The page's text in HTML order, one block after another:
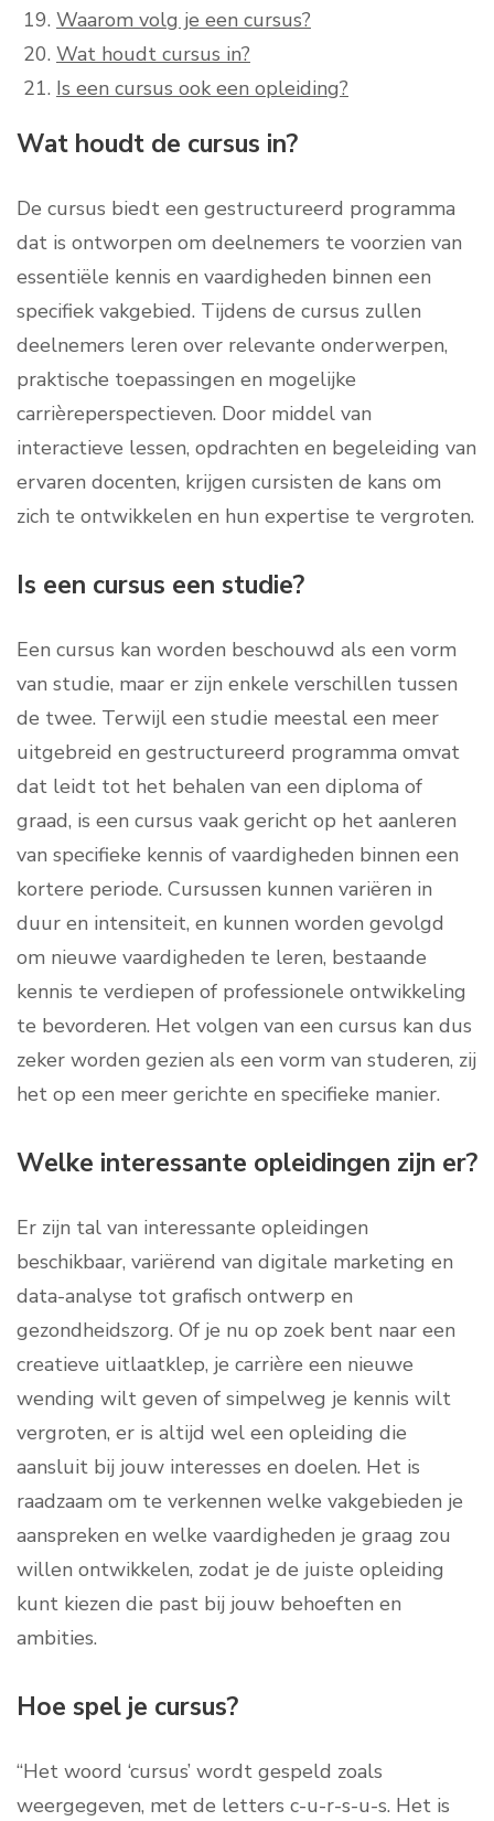
Waarom volg je een cursus?
Wat houdt cursus in?
Is een cursus ook een opleiding?
Wat houdt de cursus in?
De cursus biedt een gestructureerd programma
dat is ontworpen om deelnemers te voorzien van
essentiële kennis en vaardigheden binnen een
specifiek vakgebied. Tijdens de cursus zullen
deelnemers leren over relevante onderwerpen,
praktische toepassingen en mogelijke
carrièreperspectieven. Door middel van
interactieve lessen, opdrachten en begeleiding van
ervaren docenten, krijgen cursisten de kans om
zich te ontwikkelen en hun expertise te vergroten.
Is een cursus een studie?
Een cursus kan worden beschouwd als een vorm
van studie, maar er zijn enkele verschillen tussen
de twee. Terwijl een studie meestal een meer
uitgebreid en gestructureerd programma omvat
dat leidt tot het behalen van een diploma of
graad, is een cursus vaak gericht op het aanleren
van specifieke kennis of vaardigheden binnen een
kortere periode. Cursussen kunnen variëren in
duur en intensiteit, en kunnen worden gevolgd
om nieuwe vaardigheden te leren, bestaande
kennis te verdiepen of professionele ontwikkeling
te bevorderen. Het volgen van een cursus kan dus
zeker worden gezien als een vorm van studeren, zij
het op een meer gerichte en specifieke manier.
Welke interessante opleidingen zijn er?
Er zijn tal van interessante opleidingen
beschikbaar, variërend van digitale marketing en
data-analyse tot grafisch ontwerp en
gezondheidszorg. Of je nu op zoek bent naar een
creatieve uitlaatklep, je carrière een nieuwe
wending wilt geven of simpelweg je kennis wilt
vergroten, er is altijd wel een opleiding die
aansluit bij jouw interesses en doelen. Het is
raadzaam om te verkennen welke vakgebieden je
aanspreken en welke vaardigheden je graag zou
willen ontwikkelen, zodat je de juiste opleiding
kunt kiezen die past bij jouw behoeften en
ambities.
Hoe spel je cursus?
“Het woord ‘cursus’ wordt gespeld zoals
weergegeven, met de letters c-u-r-s-u-s. Het is